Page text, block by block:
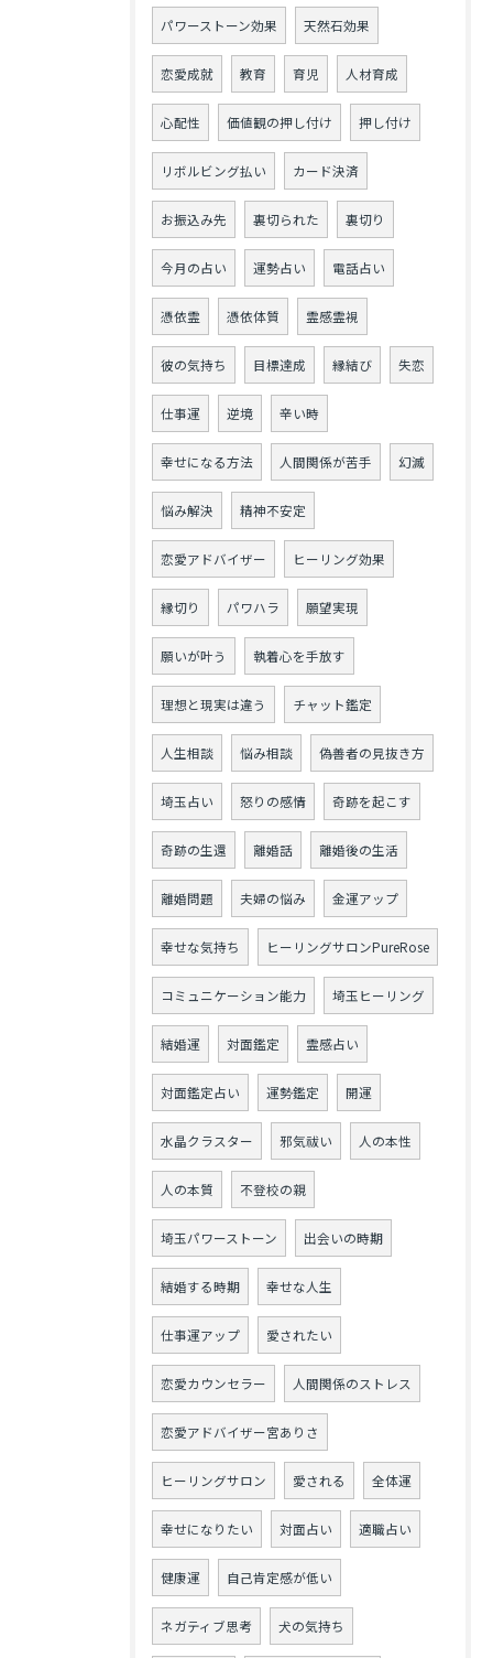
パワーストーン効果 天然石効果
恋愛成就 教育 育児 人材育成
心配性 価値観の押し付け 押し付け
リボルビング払い カード決済
お振込み先 裏切られた 裏切り
今月の占い 運勢占い 電話占い
憑依霊 憑依体質 霊感霊視
彼の気持ち 目標達成 縁結び 失恋
仕事運 逆境 辛い時
幸せになる方法 人間関係が苦手 幻滅
悩み解決 精神不安定
恋愛アドバイザー ヒーリング効果
縁切り パワハラ 願望実現
願いが叶う 執着心を手放す
理想と現実は違う チャット鑑定
人生相談 悩み相談 偽善者の見抜き方
埼玉占い 怒りの感情 奇跡を起こす
奇跡の生還 離婚話 離婚後の生活
離婚問題 夫婦の悩み 金運アップ
幸せな気持ち ヒーリングサロンPureRose
コミュニケーション能力 埼玉ヒーリング
結婚運 対面鑑定 霊感占い
対面鑑定占い 運勢鑑定 開運
水晶クラスター 邪気祓い 人の本性
人の本質 不登校の親
埼玉パワーストーン 出会いの時期
結婚する時期 幸せな人生
仕事運アップ 愛されたい
恋愛カウンセラー 人間関係のストレス
恋愛アドバイザー宮ありさ
ヒーリングサロン 愛される 全体運
幸せになりたい 対面占い 適職占い
健康運 自己肯定感が低い
ネガティブ思考 犬の気持ち